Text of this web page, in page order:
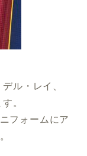
ル・レイ、
。
フォームにア